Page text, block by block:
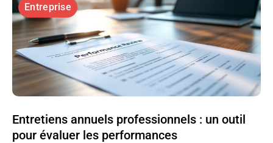
Entreprise
Entretiens annuels professionnels : un outil
pour évaluer les performances